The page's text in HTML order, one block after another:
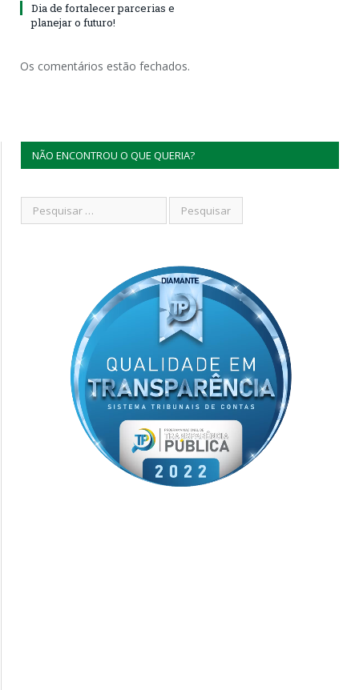
Dia de fortalecer parcerias e
planejar o futuro!
Os comentários estão fechados.
NÃO ENCONTROU O QUE QUERIA?